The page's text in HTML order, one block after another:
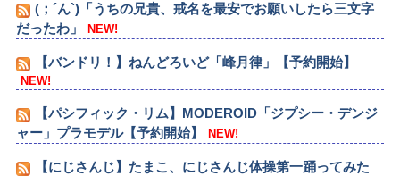
(；´ん`)「うちの兄貴、戒名を最安でお願いしたら三文字
だったわ」
NEW!
【バンドリ！】ねんどろいど「峰月律」【予約開始】
NEW!
【パシフィック・リム】MODEROID「ジプシー・デンジ
ャー」プラモデル【予約開始】
NEW!
【にじさんじ】たまこ、にじさんじ体操第一踊ってみた